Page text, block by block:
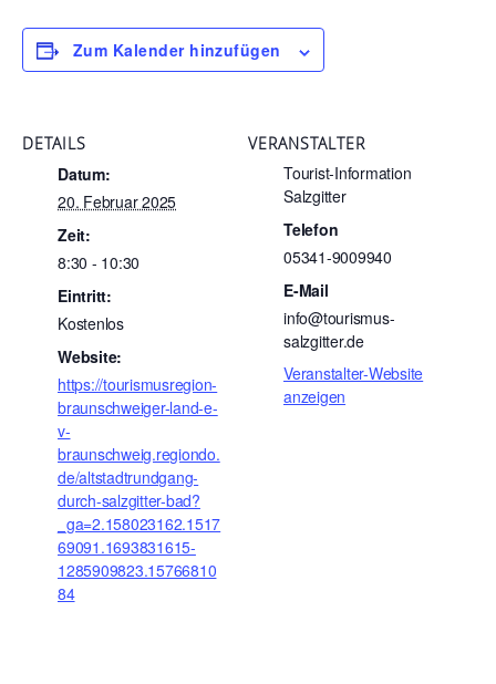
Zum Kalender hinzufügen
DETAILS
Datum:
20. Februar 2025
Zeit:
8:30 - 10:30
Eintritt:
Kostenlos
Website:
https://tourismusregion-
braunschweiger-land-e-
v-
braunschweig.regiondo.
de/altstadtrundgang-
durch-salzgitter-bad?
_ga=2.158023162.1517
69091.1693831615-
1285909823.15766810
84
VERANSTALTER
Tourist-Information
Salzgitter
Telefon
05341-9009940
E-Mail
info@tourismus-
salzgitter.de
Veranstalter-Website
anzeigen